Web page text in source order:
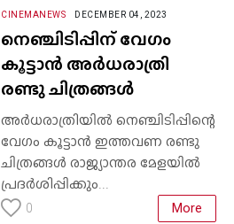
CINEMANEWS DECEMBER 04, 2023
നെഞ്ചിടിപ്പിന് വേഗം
കൂട്ടാൻ അര്‍ധരാത്രി
രണ്ടു ചിത്രങ്ങള്‍
അർധരാത്രിയിൽ നെഞ്ചിടിപ്പിന്റെ
വേഗം കൂട്ടാൻ ഇത്തവണ രണ്ടു
ചിത്രങ്ങൾ രാജ്യാന്തര മേളയിൽ
പ്രദർശിപ്പിക്കും...
0 More